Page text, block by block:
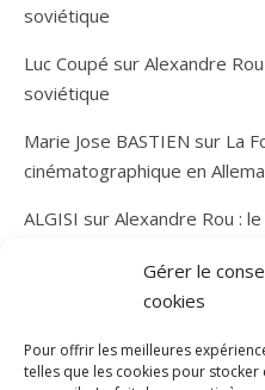
Gérer le
cookies
Pour offrir les meilleures
telles que les cookies pour
soviétique
Luc Coupé sur Alexandre
soviétique
Marie Jose BASTIEN sur La
cinématographique en
ALGISI sur Alexandre Rou :